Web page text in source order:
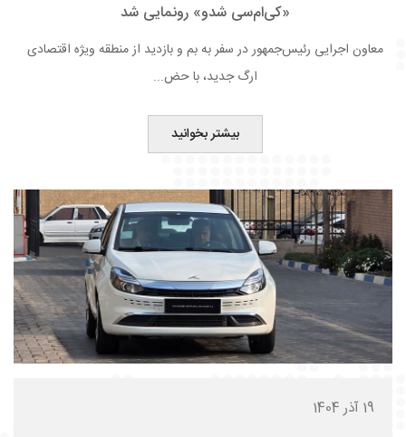
«کی‌ام‌سی شدو» رونمایی شد
معاون اجرایی رئیس‌جمهور در سفر به بم و بازدید از منطقه ویژه اقتصادی
ارگ جدید، با حض...
بیشتر بخوانید
19 آذر 1404